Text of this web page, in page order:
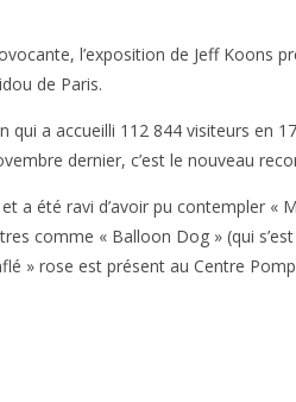
l’exposition de Jeff Koons
de Paris.
qui a accueilli 112 844 visiteurs en
dernier, c’est le nouveau
a été ravi d’avoir pu contempler «
comme « Balloon Dog » (qui
» rose est présent au Centre